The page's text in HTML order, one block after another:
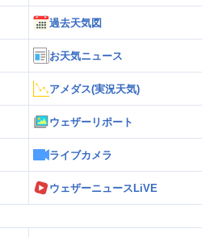
過去天気図
お天気ニュース
アメダス(実況天気)
ウェザーリポート
ライブカメラ
ウェザーニュースLiVE